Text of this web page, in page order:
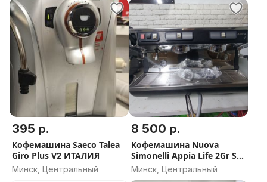
395 р.
Кофемашина Saeco Talea
Giro Plus V2 ИТАЛИЯ
Минск, Центральный
8 500 р.
Кофемашина Nuova
Simonelli Appia Life 2Gr S
черная, высокие группы,
экономайзер,
Минск, Центральный